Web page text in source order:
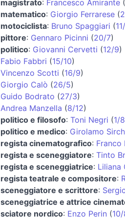
magistrato: Francesco Amirante (
matematico: Giorgio Ferrarese (
motociclista: Bruno Spaggiari (
pittore: Gennaro Picinni (20/7)
politico: Giovanni Cervetti (12/9)
Fabio Fabbri (15/10)
Vincenzo Scotti (16/9)
Giorgio Calò (26/5)
Guido Bodrato (27/3)
Andrea Manzella (8/12)
politico e filosofo: Toni Negri (1/8
politico e medico: Girolamo
regista cinematografico: Franco
regista e sceneggiatore: Tinto
regista e sceneggiatrice: Liliana
regista teatrale e compositore:
sceneggiatore e scrittore:
sceneggiatrice e attrice
sciatore nordico: Enzo Perin (